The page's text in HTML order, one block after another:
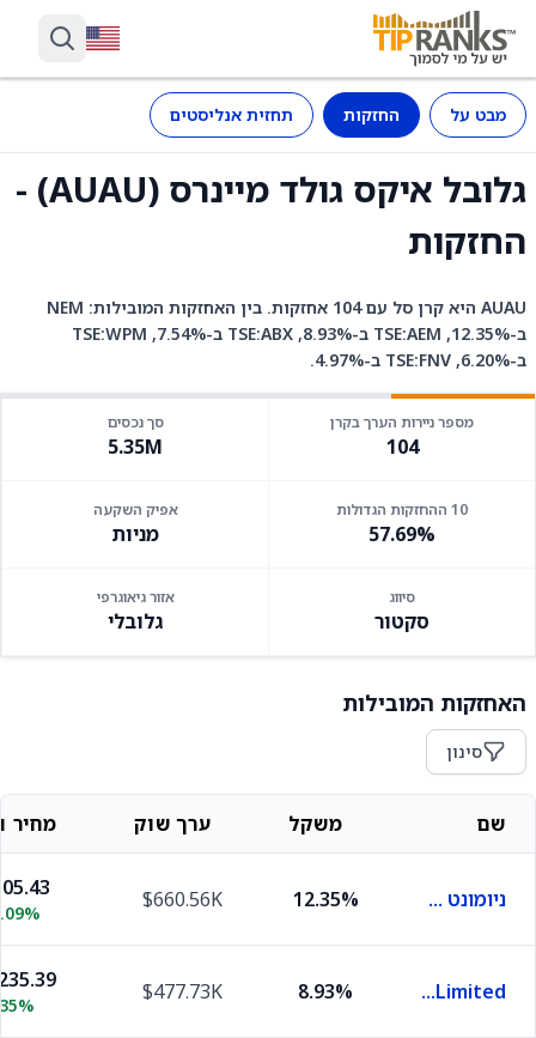
מבט על החזקות תחזית אנליסטים
גלובל איקס גולד מיינרס (AUAU) -
החזקות
AUAU היא קרן סל עם 104 אחזקות. בין האחזקות המובילות: NEM
ב-12.35%, TSE:AEM ב-8.93%, TSE:ABX ב-7.54%, TSE:WPM
ב-6.20%, TSE:FNV ב-4.97%.
מספר ניירות הערך בקרן
104
סך נכסים
5.35M
10 ההחזקות הגדולות
57.69%
אפיק השקעה
מניות
סיווג
סקטור
אזור גיאוגרפי
גלובלי
האחזקות המובילות
סינון
שם משקל ערך שוק מחיר
ניומונט מיינינג 12.35%
$660.56K
Agnico-Eagle Mines Limited
8.93%
$477.73K